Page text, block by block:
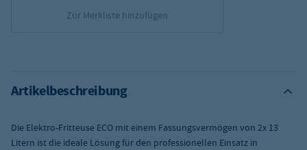
Zur Merkliste hinzufügen
Artikelbeschreibung
Die Elektro-Fritteuse ECO mit einem Fassungsvermögen von 2x 13
Litern ist die ideale Lösung für den professionellen Einsatz in